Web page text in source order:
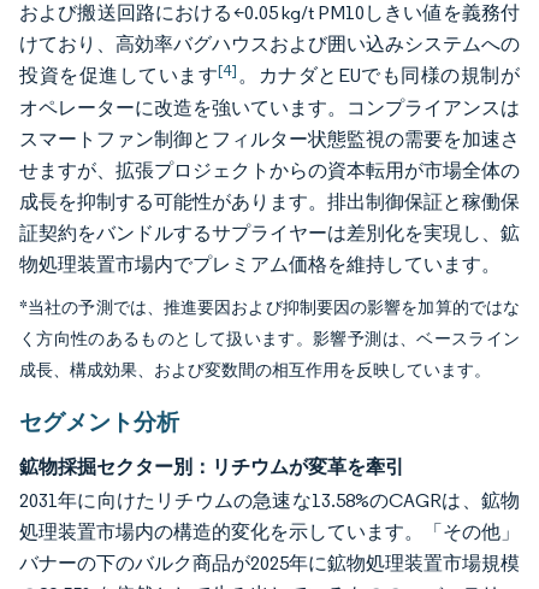
および搬送回路における<0.05 kg/t PM10しきい値を義務付
けており、高効率バグハウスおよび囲い込みシステムへの
投資を促進しています[4]。カナダとEUでも同様の規制が
オペレーターに改造を強いています。コンプライアンスは
スマートファン制御とフィルター状態監視の需要を加速さ
せますが、拡張プロジェクトからの資本転用が市場全体の
成長を抑制する可能性があります。排出制御保証と稼働保
証契約をバンドルするサプライヤーは差別化を実現し、鉱
物処理装置市場内でプレミアム価格を維持しています。
*当社の予測では、推進要因および抑制要因の影響を加算的ではな
く方向性のあるものとして扱います。影響予測は、ベースライン
成長、構成効果、および変数間の相互作用を反映しています。
セグメント分析
鉱物採掘セクター別：リチウムが変革を牽引
2031年に向けたリチウムの急速な13.58%のCAGRは、鉱物
処理装置市場内の構造的変化を示しています。「その他」
バナーの下のバルク商品が2025年に鉱物処理装置市場規模